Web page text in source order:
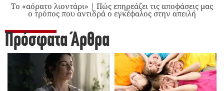
Το «αόρατο λιοντάρι» | Πώς επηρεάζει τις αποφάσεις μας
ο τρόπος που αντιδρά ο εγκέφαλος στην απειλή
Πρόσφατα Άρθρα